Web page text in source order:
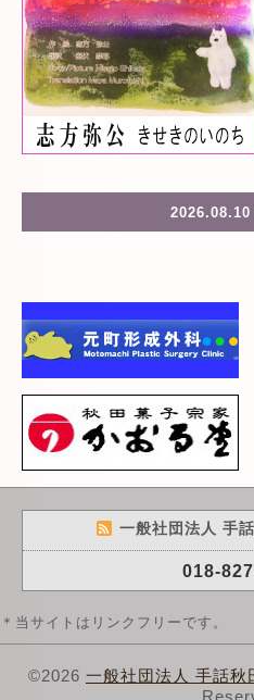
一般社団法人 手
018-
＊当サイトはリンクフリーです。
©2026 一般社団法人 手話秋